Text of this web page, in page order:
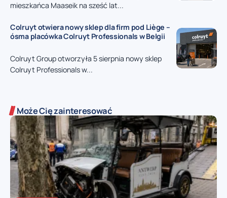
mieszkańca Maaseik na sześć lat...
Colruyt otwiera nowy sklep dla firm pod Liège –
ósma placówka Colruyt Professionals w Belgii
Colruyt Group otworzyła 5 sierpnia nowy sklep
Colruyt Professionals w...
Może Cię zainteresować